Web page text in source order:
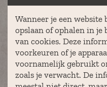
31
OVERZICHT
Wanneer je een
opslaan of ophalen in je
van cookies. Deze
voorkeuren of je
voornamelijk gebruikt
zoals je verwacht. De